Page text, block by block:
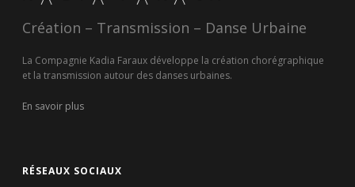
Création – Transmission – Danse Urbaine
La Compagnie Kadia Faraux développe la création chorégraphique
et la transmission autour des danses urbaines.
En savoir plus
RÉSEAUX SOCIAUX